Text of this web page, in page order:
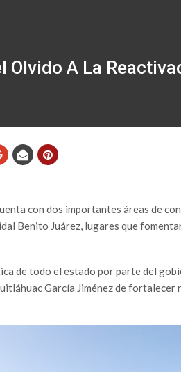
Olvido A La
con dos importantes áreas de
Benito Juárez, lugares que
de todo el estado por parte del
García Jiménez de